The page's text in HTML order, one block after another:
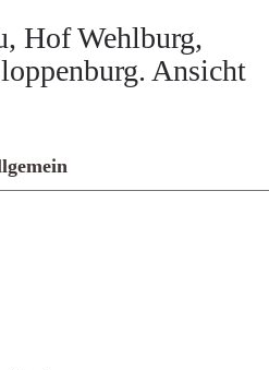
Hof Wehlburg,
Ansicht